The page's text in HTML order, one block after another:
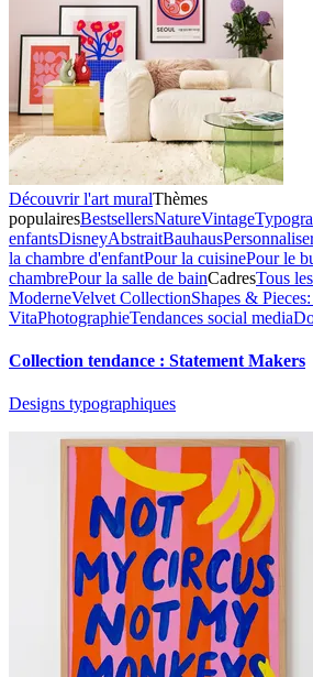
Découvrir l'art muralThèmes
populairesBestsellersNatureVintage
enfantsDisneyAbstraitBauhaus
la chambre d'enfantPour la cuisinePour le
chambrePour la salle de bainCadresTous
ModerneVelvet CollectionShapes &
VitaPhotographieTendances social media
Collection tendance : Statement Makers
Designs typographiques